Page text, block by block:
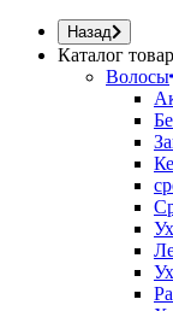
Назад
Каталог
Волосы